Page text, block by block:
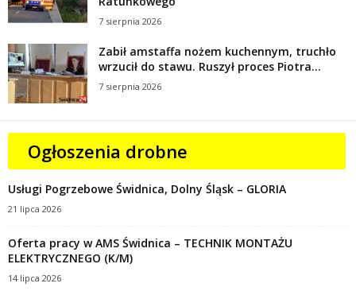
7 sierpnia 2026
Zabił amstaffa nożem kuchennym, truchło
wrzucił do stawu. Ruszył proces Piotra...
7 sierpnia 2026
Ogłoszenia drobne
Usługi Pogrzebowe Świdnica, Dolny Śląsk – GLORIA
21 lipca 2026
Oferta pracy w AMS Świdnica – TECHNIK MONTAŻU
ELEKTRYCZNEGO (K/M)
14 lipca 2026